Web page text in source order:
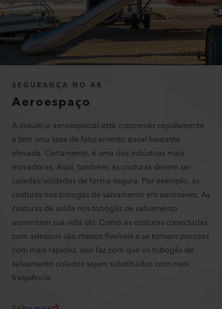
SEGURANÇA NO AR
Aeroespaço
A indústria aeroespacial está crescendo rapidamente
e tem uma taxa de faturamento anual bastante
elevada. Certamente, é uma das indústrias mais
inovadoras. Aqui, também, as costuras devem ser
coladas/soldadas de forma segura. Por exemplo, as
costuras nos tobogãs de salvamento em aeronaves. As
costuras de solda nos tobogãs de salvamento
aumentam sua vida útil. Como as costuras conectadas
com adesivos são menos flexíveis e se tornam porosas
com mais rapidez, isso faz com que os tobogãs de
salvamento colados sejam substituídos com mais
frequência.